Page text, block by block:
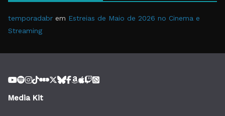
temporadabr em Estreias de Maio de 2026 no Cinema e
Streaming
Media Kit